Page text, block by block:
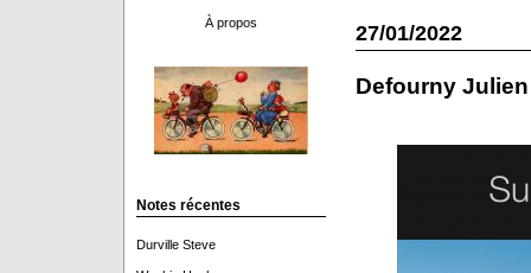
À propos
Notes récentes
Durville Steve
27/01/2022
Defourny Julien